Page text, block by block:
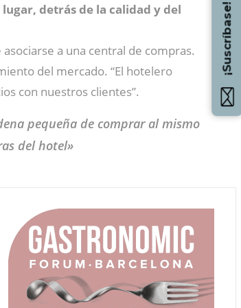
detrás de la calidad y del
asociarse a una central de compras.
del mercado. “El hotelero
con nuestros clientes”.
pequeña de comprar al mismo
del hotel»
¡Suscríbase!